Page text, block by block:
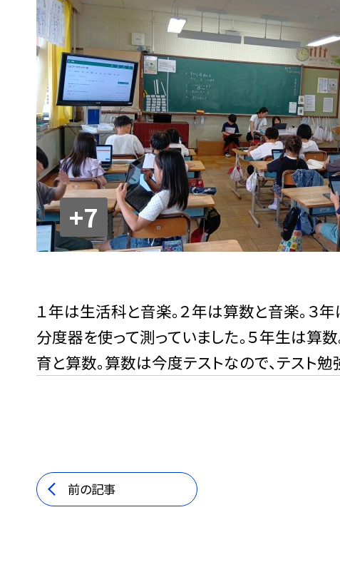
+7
１年は生活科と音楽。２年は算数と音楽。３
分度器を使って測っていました。５年生は算
育と算数。算数は今度テストなので、テスト勉
前の記事